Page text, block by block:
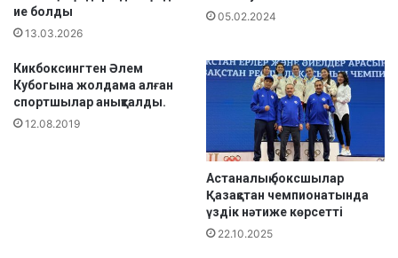
н
д
ж
о
ғ
а
ж
о
ы
»
т
у
ие болды
13.03.2026
05.02.2024
Кикбоксингтен Әлем
Кубогына жолдама алған
спортшылар анықталды.
12.08.2019
Астаналық боксшылар
Қазақстан чемпионатында
үздік нәтиже көрсетті
22.10.2025